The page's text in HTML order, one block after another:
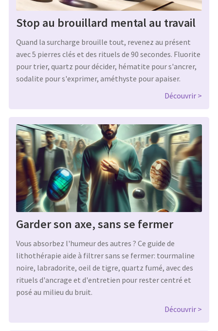
Stop au brouillard mental au travail
Quand la surcharge brouille tout, revenez au présent
avec 5 pierres clés et des rituels de 90 secondes. Fluorite
pour trier, quartz pour décider, hématite pour s'ancrer,
sodalite pour s'exprimer, améthyste pour apaiser.
Découvrir
Garder son axe, sans se fermer
Vous absorbez l'humeur des autres ? Ce guide de
lithothérapie aide à filtrer sans se fermer: tourmaline
noire, labradorite, oeil de tigre, quartz fumé, avec des
rituels d'ancrage et d'entretien pour rester centré et
posé au milieu du bruit.
Découvrir